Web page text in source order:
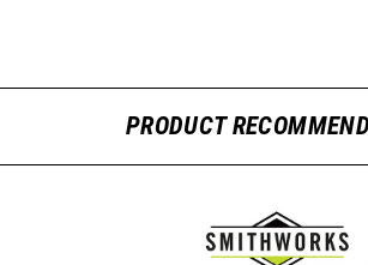
PRODUCT